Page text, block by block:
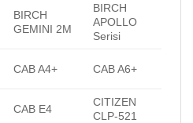
BIRCH
GEMINI 2M
BIRCH
APOLLO
Serisi
CAB A4+ CAB A6+
CAB E4
CITIZEN
CLP-521